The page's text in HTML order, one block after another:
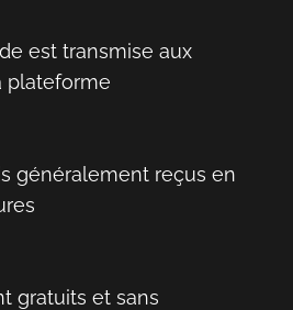
est transmise aux
plateforme
généralement reçus en
gratuits et sans